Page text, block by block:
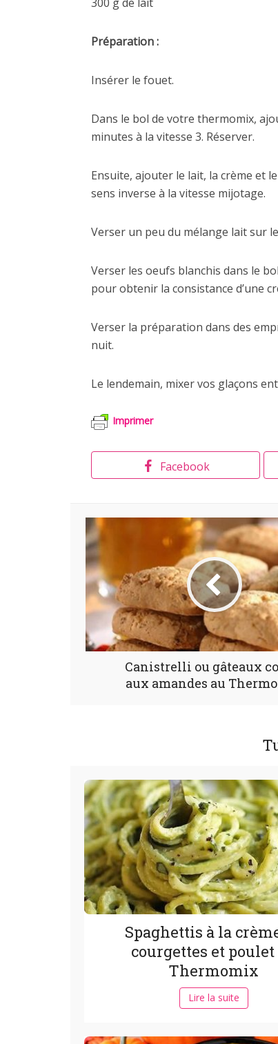
Préparation :
Insérer le fouet.
Dans le bol de votre thermomix,
minutes à la vitesse 3. Réserver.
Ensuite, ajouter le lait, la crème et
sens inverse à la vitesse mijotage.
Verser un peu du mélange lait sur
Verser les oeufs blanchis dans le
pour obtenir la consistance d’une
Verser la préparation dans des
nuit.
Le lendemain, mixer vos glaçons
Imprimer
Facebook
Canistrelli ou gâteaux
aux amandes au
Spaghettis à la
courgettes et poulet
Thermomix
Lire la suite